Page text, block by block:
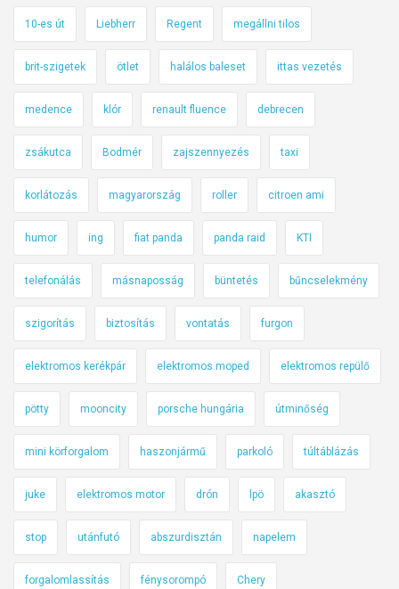
10-es út Liebherr Regent megállni tilos
brit-szigetek ötlet halálos baleset ittas vezetés
medence klór renault fluence debrecen
zsákutca Bodmér zajszennyezés taxi
korlátozás magyarország roller citroen ami
humor ing fiat panda panda raid KTI
telefonálás másnaposság büntetés bűncselekmény
szigorítás biztosítás vontatás furgon
elektromos kerékpár elektromos moped elektromos repülő
pötty mooncity porsche hungária útminőség
mini körforgalom haszonjármű parkoló túltáblázás
juke elektromos motor drón lpö akasztó
stop utánfutó abszurdisztán napelem
forgalomlassítás fénysorompó Chery